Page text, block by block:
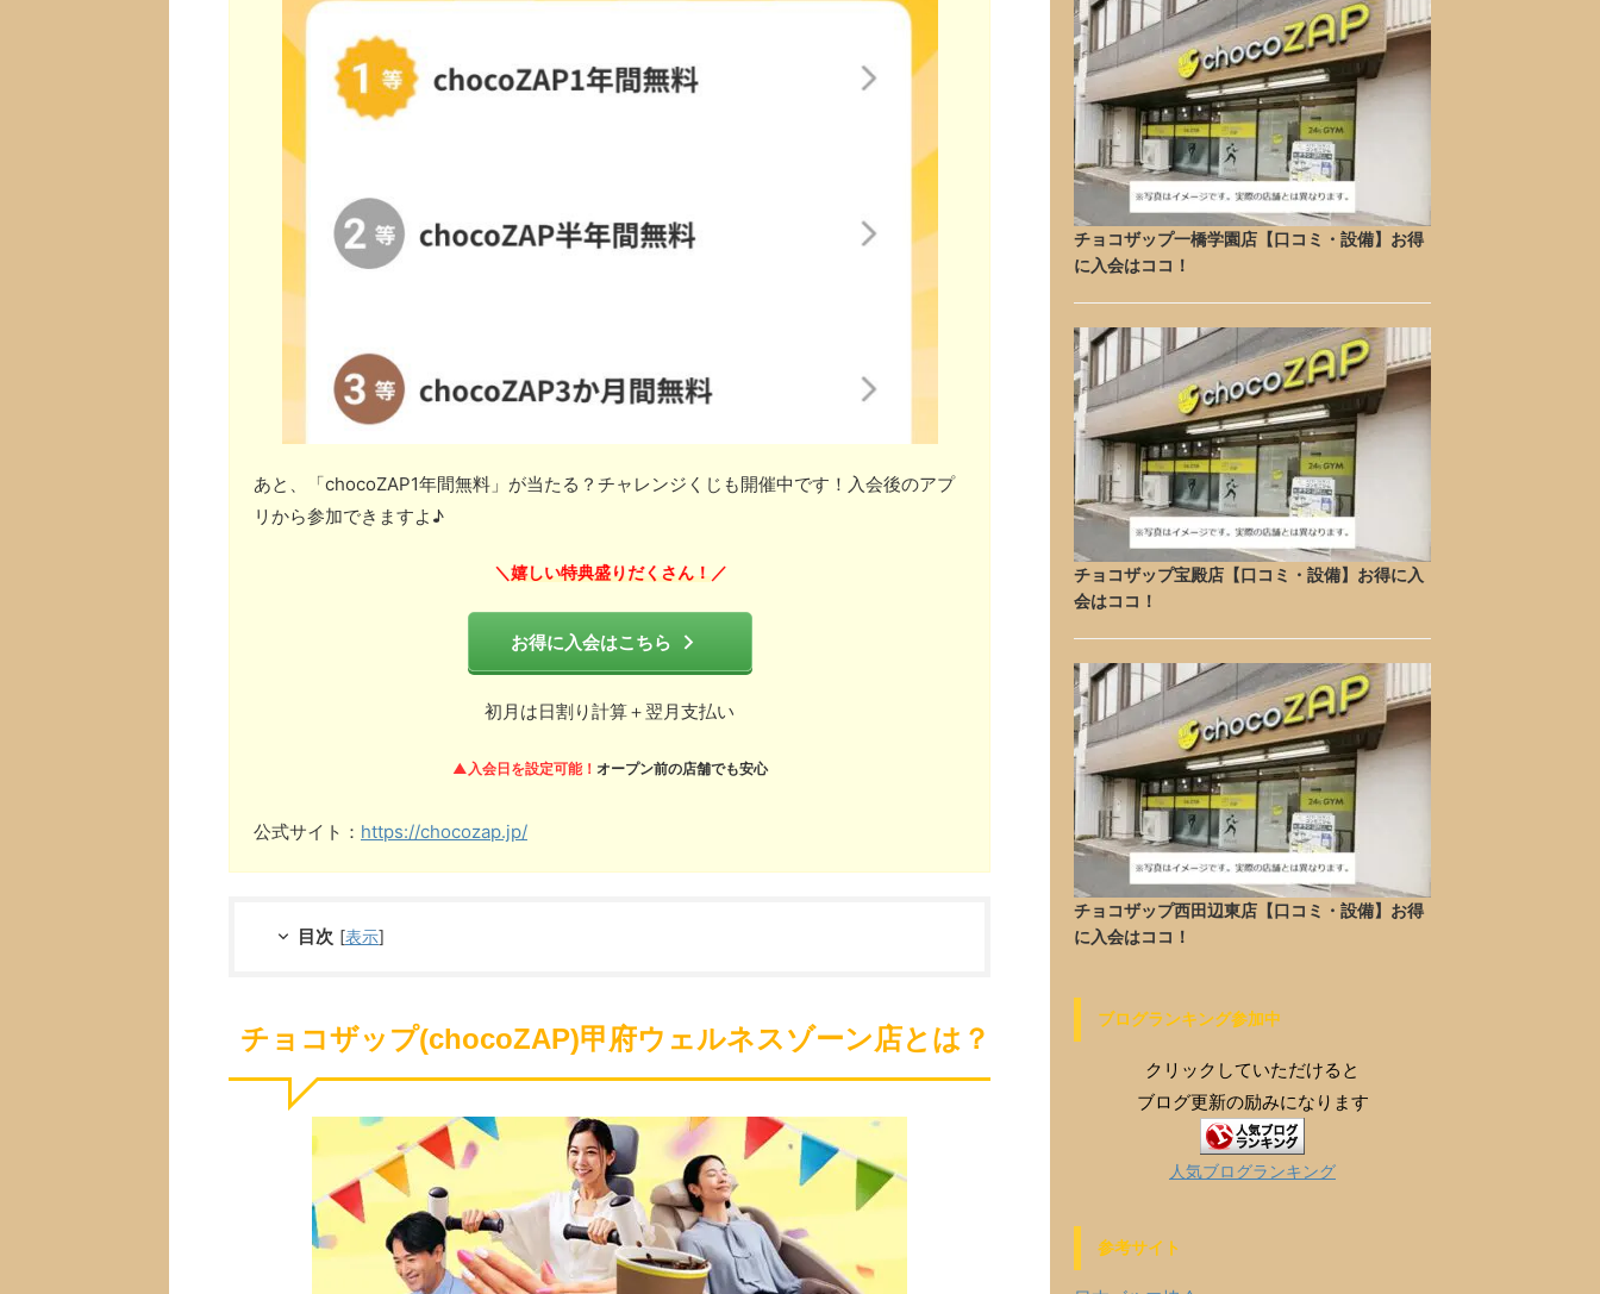
あと、「chocoZAP1年間無料」が当たる？チャレンジくじも開催中です！入会後のアプ
リから参加できますよ♪
＼ 嬉しい特典盛りだくさん！／
お得に入会はこちら
初月は日割り計算＋翌月支払い
▲入会日を設定可能！ オープン前の店舗でも安心
公式サイト： https://chocozap.jp/
目次 [表示]
チョコザップ(chocoZAP)甲府ウェルネスゾーン店とは？
チョコザップ一橋学園店【口コミ・設備】お得
に入会はココ！
チョコザップ宝殿店【口コミ・設備】お得に入
会はココ！
チョコザップ西田辺東店【口コミ・設備】お得
に入会はココ！
ブログランキング参加中
クリックしていただけると
ブログ更新の励みになります
人気ブログランキング
参考サイト